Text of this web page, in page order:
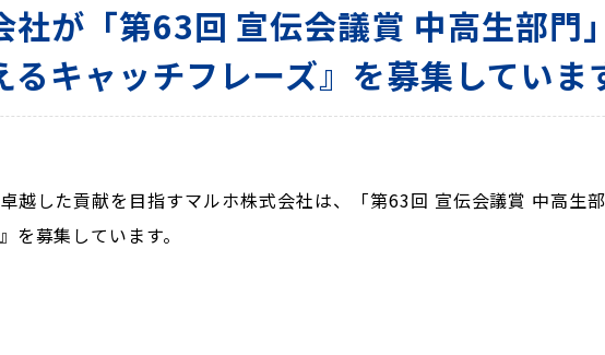
社が「第63回 宣伝会議賞 中高生部門
るキャッチフレーズ』を募集していま
越した貢献を目指すマルホ株式会社は、「第63回 宣伝会議賞 中高生
を募集しています。